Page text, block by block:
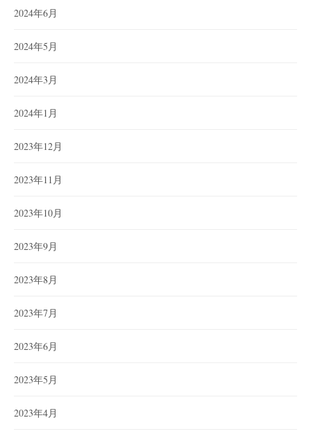
2024年6月
2024年5月
2024年3月
2024年1月
2023年12月
2023年11月
2023年10月
2023年9月
2023年8月
2023年7月
2023年6月
2023年5月
2023年4月